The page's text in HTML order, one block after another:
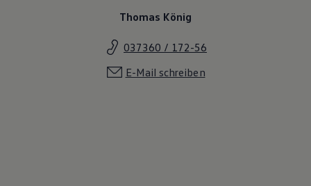
Thomas König
037360 / 172-56
E-Mail schreiben